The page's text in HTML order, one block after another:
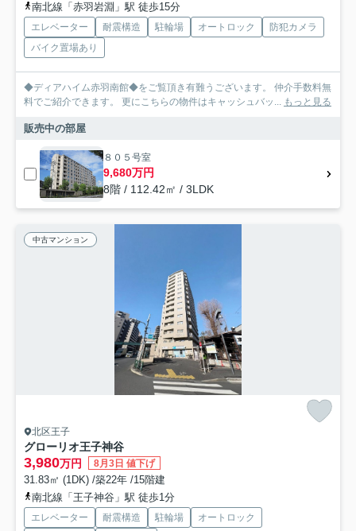
南北線「赤羽岩淵」駅 徒歩15分
エレベーター 耐震構造 駐輪場 オートロック
防犯カメラ
バイク置場あり
◆ディアハイム赤羽南館◆をご覧頂き有難うございます。 仲介手数料無
料でご紹介できます。 更にこちらの物件はキャッシュバッ... もっと見る
販売中の部屋
８０５号室
9,680万円
8階 / 112.42㎡ / 3LDK
中古マンション
北区王子
グローリオ王子神谷
3,980万円 8月3日 値下げ
31.83㎡ (1DK) /築22年 /15階建
南北線「王子神谷」駅 徒歩1分
エレベーター 耐震構造 駐輪場
オートロック